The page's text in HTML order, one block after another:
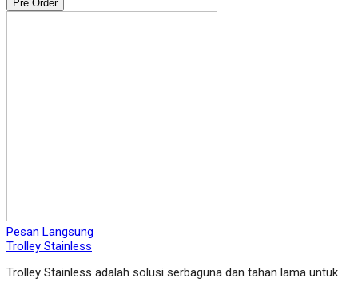
Pre Order
Pesan Langsung
Trolley Stainless
Trolley Stainless adalah solusi serbaguna dan tahan lama untuk